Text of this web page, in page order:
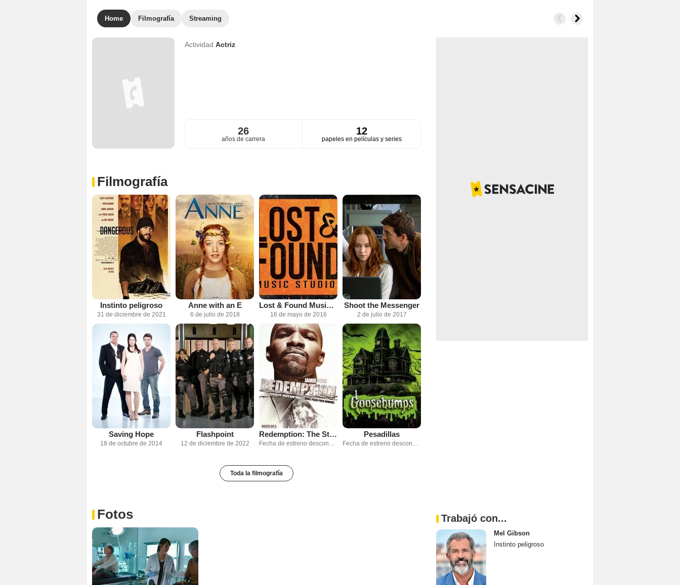
Home Filmografía Streaming
Actividad Actriz
26
años de carrera
12
papeles en películas y series
Filmografía
Instinto peligroso
31 de diciembre de 2021
Anne with an E
6 de julio de 2018
Lost & Found Music Studios
16 de mayo de 2016
Shoot the Messenger
2 de julio de 2017
Saving Hope
18 de octubre de 2014
Flashpoint
12 de diciembre de 2022
Redemption: The Stan Tookie Williams Story Pesadillas
Toda la filmografía
Fotos Trabajó con...
Mel Gibson
Instinto peligroso